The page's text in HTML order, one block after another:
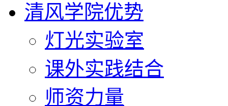
清风学院优势
灯光实验室
课外实践结合
师资力量